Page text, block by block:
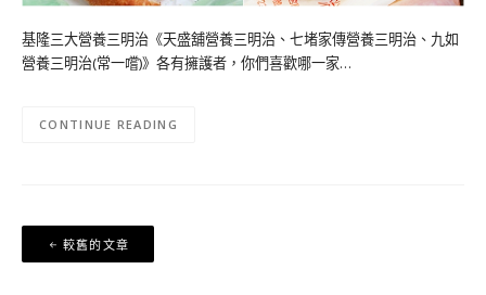
基隆三大營養三明治《天盛舖營養三明治、七堵家傳營養三明治、九如
營養三明治(常一嚐)》各有擁護者，你們喜歡哪一家…
CONTINUE READING
文
章
較舊的文章